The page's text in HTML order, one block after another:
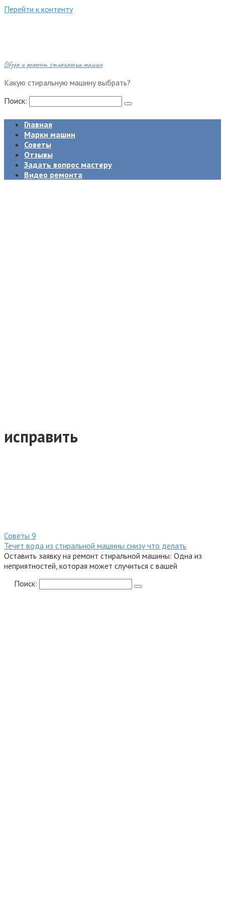
Перейти к контенту
Обзор и ремонт стиральных машин
Какую стиральную машину выбрать?
Поиск:
Главная
Марки машин
Советы
Отзывы
Задать вопрос мастеру
Видео ремонта
исправить
Советы 9
Течет вода из стиральной машины снизу что делать
Оставить заявку на ремонт стиральной машины: Одна из
неприятностей, которая может случиться с вашей
Поиск: